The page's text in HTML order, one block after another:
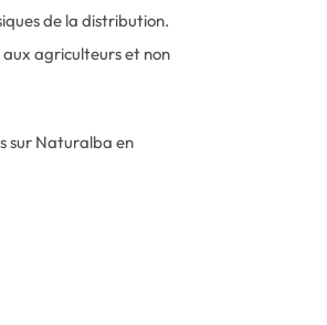
de la distribution.
agriculteurs et non
sur Naturalba en